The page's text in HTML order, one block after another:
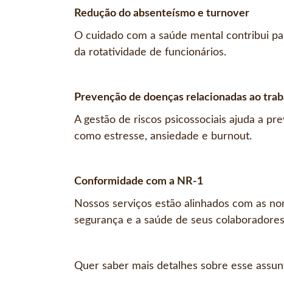
Redução do absenteísmo e turnover
O cuidado com a saúde mental contribui
da rotatividade de funcionários.
Prevenção de doenças relacionadas ao
A gestão de riscos psicossociais ajuda a
como estresse, ansiedade e burnout.
Conformidade com a NR-1
Nossos serviços estão alinhados com as
segurança e a saúde de seus
Quer saber mais detalhes sobre esse